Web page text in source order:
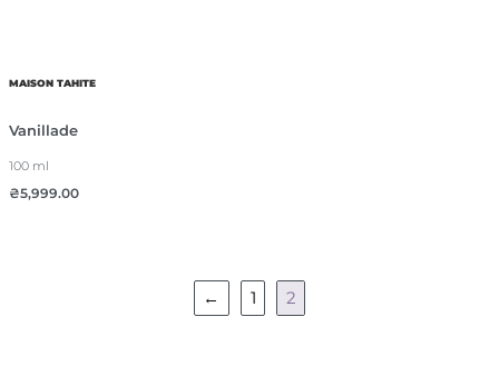
MAISON TAHITE
Vanillade
100 ml
₴5,999.00
← 1 2